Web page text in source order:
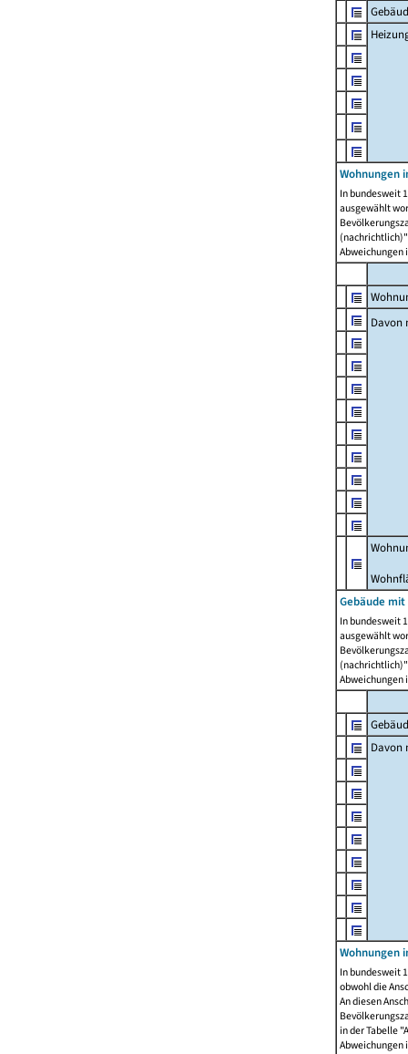
Wohnungen
In bundesweit
ausgewählt
Abweichungen
Davon
Gebäude
In bundesweit
ausgewählt
Abweichungen
Davon
Wohnungen
In bundesweit
obwohl die
An diesen
in der Tabelle
Abweichungen